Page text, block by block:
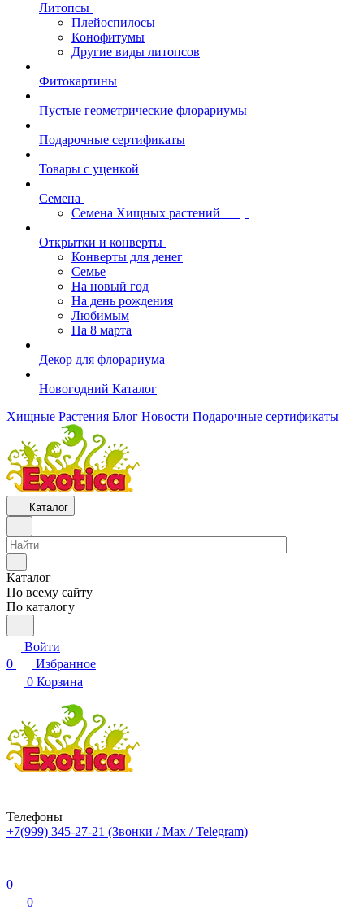
Литопсы
Плейоспилосы
Конофитумы
Другие виды литопсов
Фитокартины
Пустые геометрические флорариумы
Подарочные сертификаты
Товары с уценкой
Семена
Семена Хищных растений
Открытки и конверты
Конверты для денег
Семье
На новый год
На день рождения
Любимым
На 8 марта
Декор для флорариума
Новогодний Каталог
Хищные Растения Блог Новости Подарочные сертификаты
Каталог
Каталог
По всему сайту
По каталогу
Войти
0
Избранное
0 Корзина
Телефоны
+7(999) 345-27-21 (Звонки / Max / Telegram)
0
0